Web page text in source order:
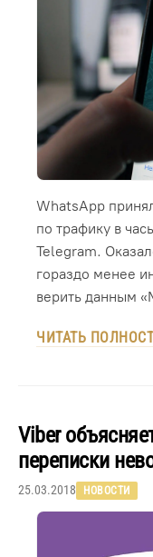
WhatsApp
по трафику в
Telegram.
гораздо менее
верить данным
ЧИТАТЬ
Viber
переписки
25.03.2018 НОВОСТИ